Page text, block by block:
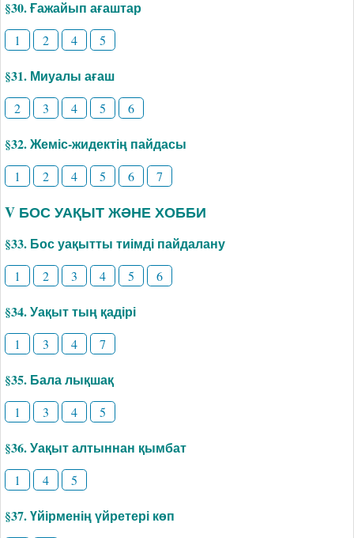
§30. Ғажайып ағаштар
1 2 4 5
§31. Миуалы ағаш
2 3 4 5 6
§32. Жеміс-жидектің пайдасы
1 2 4 5 6 7
V БОС УАҚЫТ ЖӘНЕ ХОББИ
§33. Бос уақытты тиімді пайдалану
1 2 3 4 5 6
§34. Уақыт тың қадірі
1 3 4 7
§35. Бала лықшақ
1 3 4 5
§36. Уақыт алтыннан қымбат
1 4 5
§37. Үйірменің үйретері көп